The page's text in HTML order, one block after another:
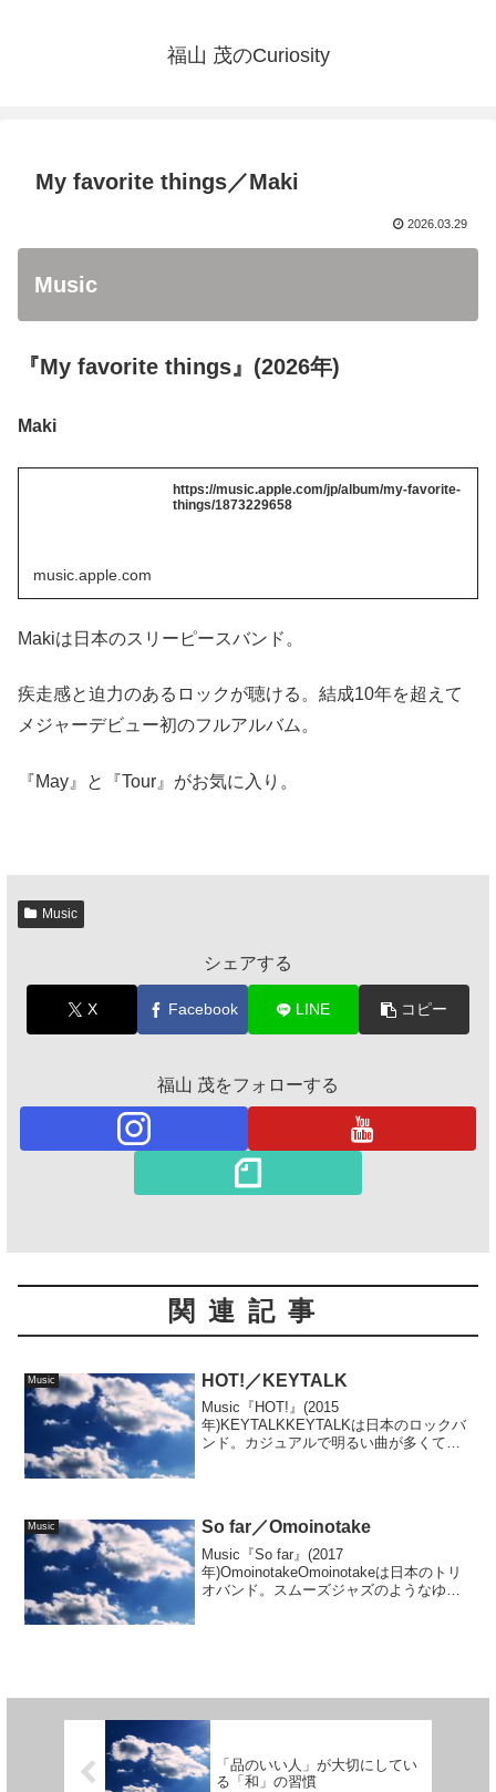
福山 茂のCuriosity
My favorite things／Maki
2026.03.29
Music
『My favorite things』(2026年)
Maki
https://music.apple.com/jp/album/my-favorite-
things/1873229658
music.apple.com
Makiは日本のスリーピースバンド。
疾走感と迫力のあるロックが聴ける。結成10年を超えて
メジャーデビュー初のフルアルバム。
『May』と『Tour』がお気に入り。
Music
シェアする
X Facebook LINE コピー
福山 茂をフォローする
関連記事
Music HOT!／KEYTALK
Music『HOT!』(2015
年)KEYTALKKEYTALKは日本のロックバ
ンド。カジュアルで明るい曲が多くて、
Music So far／Omoinotake
Music『So far』(2017
年)OmoinotakeOmoinotakeは日本のトリ
オバンド。スムーズジャズのようなゆっ
「品のいい人」が大切にしてい
る「和」の習慣